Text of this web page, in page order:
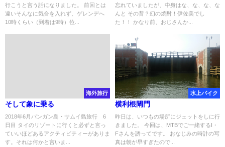
行こうと言う話になりました。 前回とは
違いそんなに気合を入れず、ゲレンデへ
10時くらい（到着は9時）位...
忘れていましたが、中身はな、な、な、な
んと その昔？幻の焼酎！伊佐美でし
た！！ かなり前、おじさんか...
海外旅行
そして象に乗る
2018年6月パンガン島・サムイ島旅行 6
日目 タイのリゾートに行くと必ずと言っ
ていいほどあるアクティビティーがありま
す。それは何かと言いま...
水上バイク
横利根閘門
昨日は、いつもの場所にジェットをしに行
きました。 今回は、MTBでご一緒するI・
Fさんを誘ってです。 おなじみの時計の写
真は朝が早すぎたので...